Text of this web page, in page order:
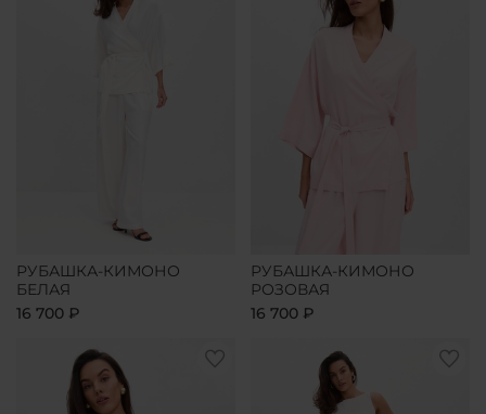
РУБАШКА-КИМОНО
БЕЛАЯ
16 700 ₽
РУБАШКА-КИМОНО
РОЗОВАЯ
16 700 ₽